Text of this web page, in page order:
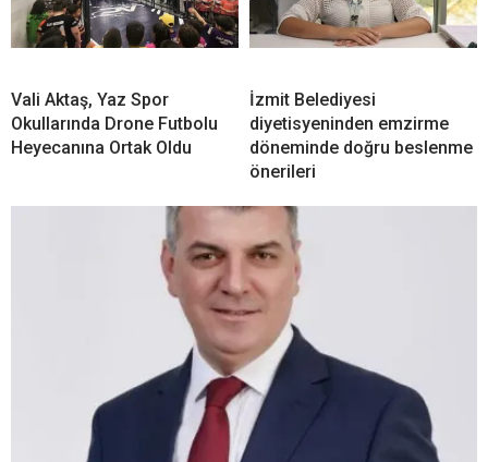
Vali Aktaş, Yaz Spor
Okullarında Drone Futbolu
Heyecanına Ortak Oldu
İzmit Belediyesi
diyetisyeninden emzirme
döneminde doğru beslenme
önerileri